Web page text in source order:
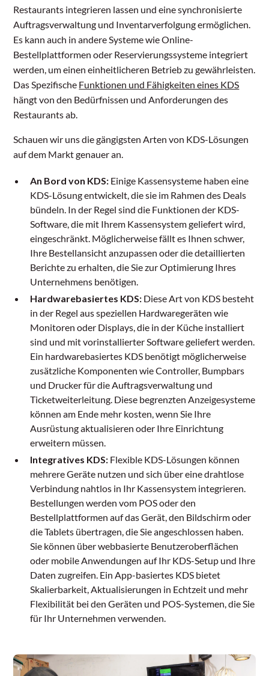
Restaurants integrieren lassen und eine synchronisierte
Auftragsverwaltung und Inventarverfolgung ermöglichen.
Es kann auch in andere Systeme wie Online-
Bestellplattformen oder Reservierungssysteme integriert
werden, um einen einheitlicheren Betrieb zu gewährleisten.
Das Spezifische Funktionen und Fähigkeiten eines KDS
hängt von den Bedürfnissen und Anforderungen des
Restaurants ab.
Schauen wir uns die gängigsten Arten von KDS-Lösungen
auf dem Markt genauer an.
An Bord von KDS: Einige Kassensysteme haben eine
KDS-Lösung entwickelt, die sie im Rahmen des Deals
bündeln. In der Regel sind die Funktionen der KDS-
Software, die mit Ihrem Kassensystem geliefert wird,
eingeschränkt. Möglicherweise fällt es Ihnen schwer,
Ihre Bestellansicht anzupassen oder die detaillierten
Berichte zu erhalten, die Sie zur Optimierung Ihres
Unternehmens benötigen.
Hardwarebasiertes KDS: Diese Art von KDS besteht
in der Regel aus speziellen Hardwaregeräten wie
Monitoren oder Displays, die in der Küche installiert
sind und mit vorinstallierter Software geliefert werden.
Ein hardwarebasiertes KDS benötigt möglicherweise
zusätzliche Komponenten wie Controller, Bumpbars
und Drucker für die Auftragsverwaltung und
Ticketweiterleitung. Diese begrenzten Anzeigesysteme
können am Ende mehr kosten, wenn Sie Ihre
Ausrüstung aktualisieren oder Ihre Einrichtung
erweitern müssen.
Integratives KDS: Flexible KDS-Lösungen können
mehrere Geräte nutzen und sich über eine drahtlose
Verbindung nahtlos in Ihr Kassensystem integrieren.
Bestellungen werden vom POS oder den
Bestellplattformen auf das Gerät, den Bildschirm oder
die Tablets übertragen, die Sie angeschlossen haben.
Sie können über webbasierte Benutzeroberflächen
oder mobile Anwendungen auf Ihr KDS-Setup und Ihre
Daten zugreifen. Ein App-basiertes KDS bietet
Skalierbarkeit, Aktualisierungen in Echtzeit und mehr
Flexibilität bei den Geräten und POS-Systemen, die Sie
für Ihr Unternehmen verwenden.